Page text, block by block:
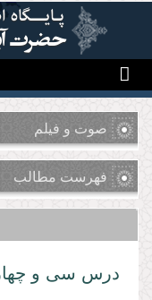
رفتن به محتوای اصلی
صوت و فیلم
فهرست مطالب
درس سی و